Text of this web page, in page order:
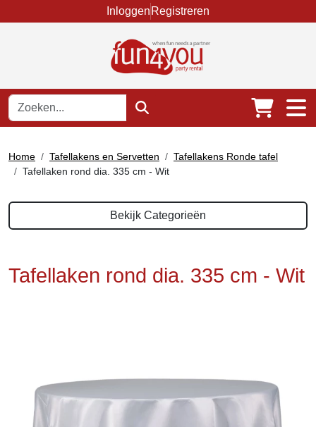
Inloggen Registreren
Home Tafellakens en Servetten
Tafellakens Ronde tafel
Tafellaken rond dia. 335 cm - Wit
Bekijk Categorieën
Tafellaken rond dia. 335 cm - Wit